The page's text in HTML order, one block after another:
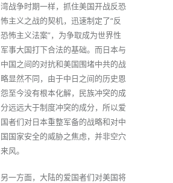
湾战争时期一样，抓住美国开战反恐
怖主义之战的契机，迅速制定了“反
恐怖主义法案”，为争取成为世界性
军事大国打下合法的基础。而日本与
中国之间的对抗和美国围堵中共的战
略显然不同，由于中日之间的历史恩
怨至今没有根本化解，民族冲突的成
分远远大于制度冲突的成分，所以爱
国者们对日本重整军备的战略和对中
国国家安全的威胁之焦虑，并非空穴
来风。
另一方面，大陆的爱国者们对美国将